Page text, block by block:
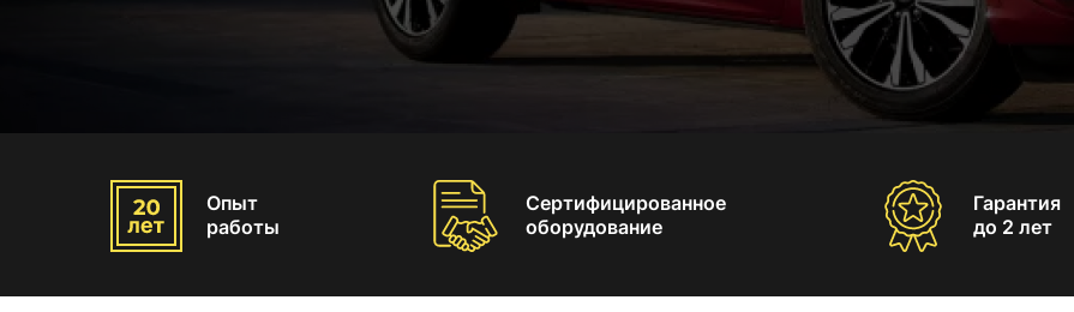
Опыт
работы
Сертифицированное
оборудование
Гарантия
до 2 лет